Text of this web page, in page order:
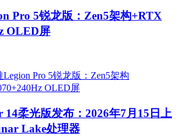
Pro 5锐龙版：Zen5架构+RTX
OLED屏
14柔光版发布：2026年7月15日上
Lake处理器